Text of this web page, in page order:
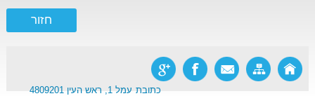
כתובת עמל 1, ראש העין 4809201